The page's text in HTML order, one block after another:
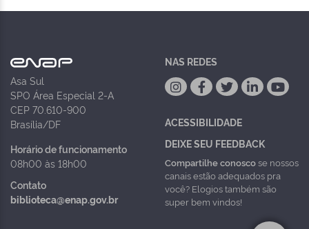
Asa Sul
SPO Área Especial 2-A
CEP 70.610-900
Brasília/DF
Horário de funcionamento
08h00 às 18h00
Contato
biblioteca@enap.gov.br
NAS REDES
ACESSIBILIDADE
DEIXE SEU FEEDBACK
Compartilhe conoscose nossos
canais estão adequados pra
você? Elogios também são
super bem vindos!